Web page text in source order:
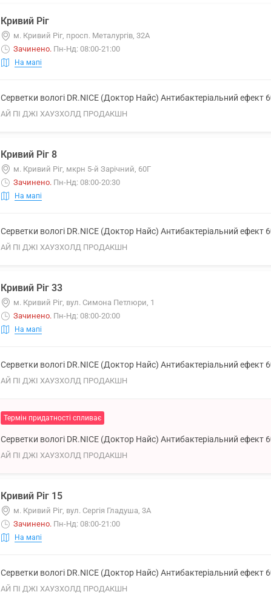
Кривий Ріг
м. Кривий Ріг, просп. Металургів, 32А
Зачинено. Пн-Нд: 08:00-21:00
На мапі
Серветки вологі DR.NICE (Доктор Найс) Антибактеріальний ефект
АЙ ПІ ДЖІ ХАУЗХОЛД ПРОДАКШН
Кривий Ріг 8
м. Кривий Ріг, мкрн 5-й Зарічний, 60Г
Зачинено. Пн-Нд: 08:00-20:30
На мапі
Серветки вологі DR.NICE (Доктор Найс) Антибактеріальний ефект
АЙ ПІ ДЖІ ХАУЗХОЛД ПРОДАКШН
Кривий Ріг 33
м. Кривий Ріг, вул. Симона Петлюри, 1
Зачинено. Пн-Нд: 08:00-20:00
На мапі
Серветки вологі DR.NICE (Доктор Найс) Антибактеріальний ефект
АЙ ПІ ДЖІ ХАУЗХОЛД ПРОДАКШН
Термін придатності спливає
Серветки вологі DR.NICE (Доктор Найс) Антибактеріальний ефект
АЙ ПІ ДЖІ ХАУЗХОЛД ПРОДАКШН
Кривий Ріг 15
м. Кривий Ріг, вул. Сергія Гладуша, 3А
Зачинено. Пн-Нд: 08:00-21:00
На мапі
Серветки вологі DR.NICE (Доктор Найс) Антибактеріальний ефект
АЙ ПІ ДЖІ ХАУЗХОЛД ПРОДАКШН